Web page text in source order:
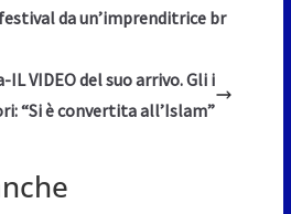
da un’imprenditrice br
VIDEO del suo arrivo. Gli i
“Si è convertita all’Islam”